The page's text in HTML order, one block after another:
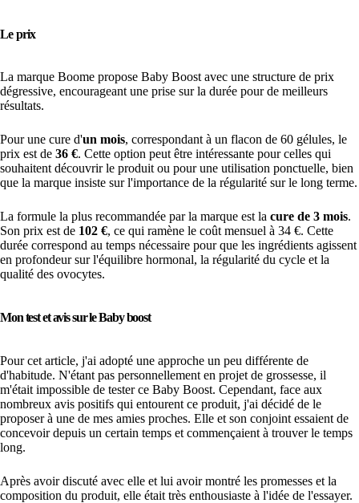
Le prix
La marque Boome propose Baby Boost avec une structure de prix
dégressive, encourageant une prise sur la durée pour de meilleurs
résultats.
Pour une cure d'un mois, correspondant à un flacon de 60 gélules, le
prix est de 36 €. Cette option peut être intéressante pour celles qui
souhaitent découvrir le produit ou pour une utilisation ponctuelle, bien
que la marque insiste sur l'importance de la régularité sur le long terme.
La formule la plus recommandée par la marque est la cure de 3 mois.
Son prix est de 102 €, ce qui ramène le coût mensuel à 34 €. Cette
durée correspond au temps nécessaire pour que les ingrédients agissent
en profondeur sur l'équilibre hormonal, la régularité du cycle et la
qualité des ovocytes.
Mon test et avis sur le Baby boost
Pour cet article, j'ai adopté une approche un peu différente de
d'habitude. N'étant pas personnellement en projet de grossesse, il
m'était impossible de tester ce Baby Boost. Cependant, face aux
nombreux avis positifs qui entourent ce produit, j'ai décidé de le
proposer à une de mes amies proches. Elle et son conjoint essaient de
concevoir depuis un certain temps et commençaient à trouver le temps
long.
Après avoir discuté avec elle et lui avoir montré les promesses et la
composition du produit, elle était très enthousiaste à l'idée de l'essayer.